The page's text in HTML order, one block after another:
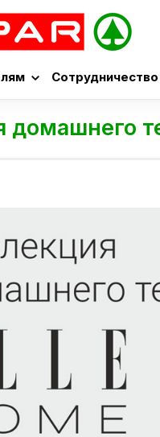
Сотрудничество
домашнего